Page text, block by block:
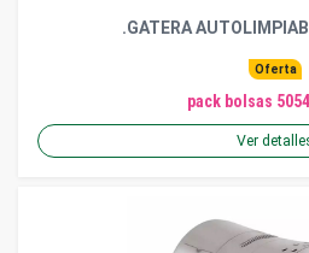
.GATERA
Oferta
pack bolsas
Ver